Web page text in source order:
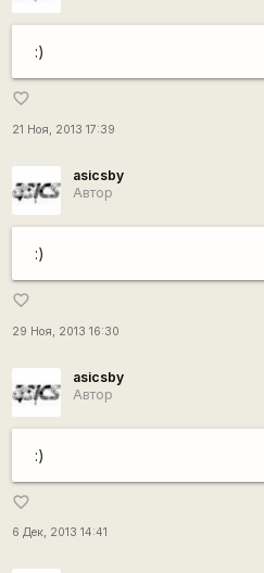
:)
favorite_border
21 Ноя, 2013 17:39
asicsby
Автор
:)
favorite_border
29 Ноя, 2013 16:30
asicsby
Автор
:)
favorite_border
6 Дек, 2013 14:41